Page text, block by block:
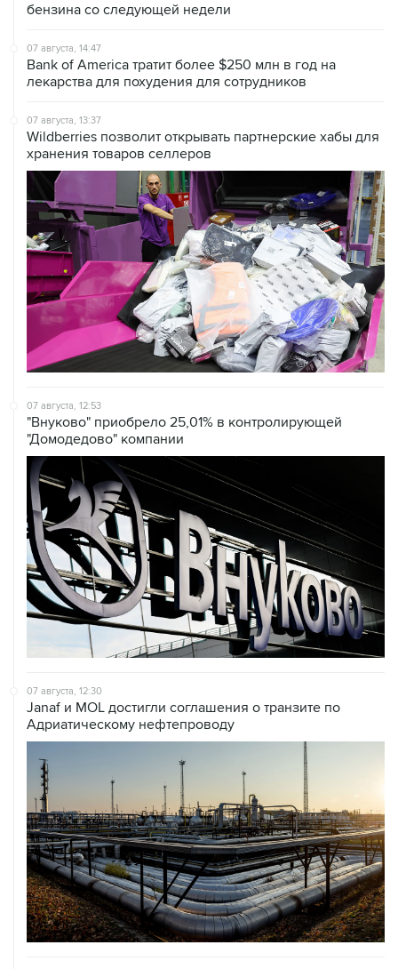
бензина со следующей недели
07 августа, 14:47
Bank of America тратит более $250 млн в год на
лекарства для похудения для сотрудников
07 августа, 13:37
Wildberries позволит открывать партнерские хабы для
хранения товаров селлеров
07 августа, 12:53
"Внуково" приобрело 25,01% в контролирующей
"Домодедово" компании
07 августа, 12:30
Janaf и MOL достигли соглашения о транзите по
Адриатическому нефтепроводу